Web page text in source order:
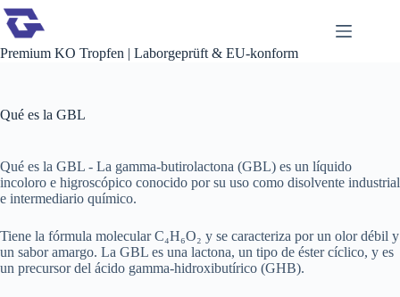
Saltar
al
contenido
Premium KO Tropfen | Laborgeprüft & EU-konform
Qué es la GBL
Qué es la GBL - La gamma-butirolactona (GBL) es un líquido
incoloro e higroscópico conocido por su uso como disolvente industrial
e intermediario químico.
Tiene la fórmula molecular C₄H₆O₂ y se caracteriza por un olor débil y
un sabor amargo. La GBL es una lactona, un tipo de éster cíclico, y es
un precursor del ácido gamma-hidroxibutírico (GHB).